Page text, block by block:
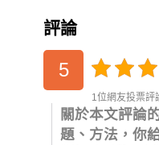
評論
5
1位網友投票評
關於本文評論
題、方法，你